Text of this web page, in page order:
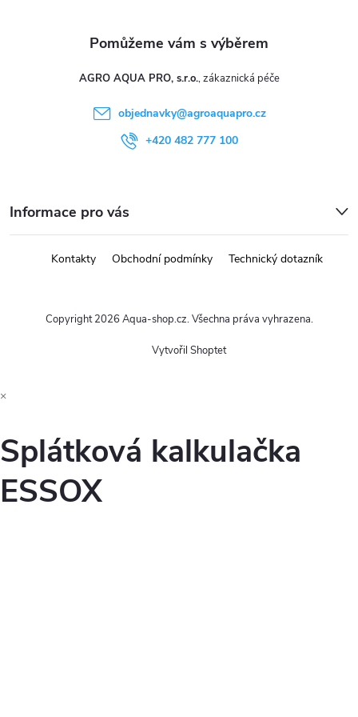
AGRO AQUA PRO, s.r.o.
objednavky@agroaquapro.cz
+420 482 777 100
Informace pro vás
Kontakty Obchodní podmínky Technický dotazník
Vytvořil Shoptet
Copyright 2026 Aqua-shop.cz. Všechna práva vyhrazena.
×
Splátková kalkulačka
ESSOX